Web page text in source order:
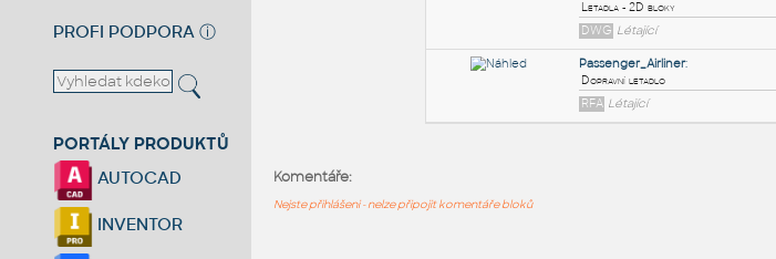
PROFI PODPORA ⓘ
PORTÁLY PRODUKTŮ
AUTOCAD
INVENTOR
Komentáře:
Nejste přihlášeni - nelze připojit komentáře bloků